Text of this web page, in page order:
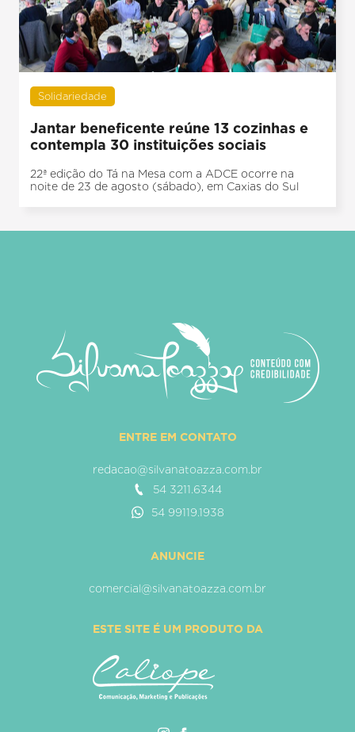
Solidariedade
Jantar beneficente reúne 13 cozinhas e
contempla 30 instituições sociais
22ª edição do Tá na Mesa com a ADCE ocorre na
noite de 23 de agosto (sábado), em Caxias do Sul
ENTRE EM CONTATO
redacao@silvanatoazza.com.br
54 3211.6344
54 99119.1938
ANUNCIE
comercial@silvanatoazza.com.br
ESTE SITE É UM PRODUTO DA